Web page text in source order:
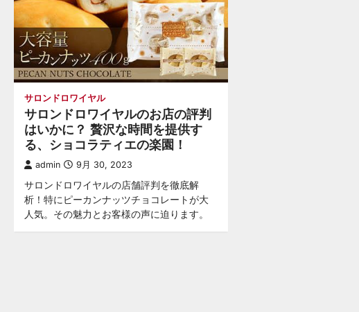
サロンドロワイヤル
サロンドロワイヤルのお店の評判
はいかに？ 贅沢な時間を提供す
る、ショコラティエの楽園！
admin 9月 30, 2023
サロンドロワイヤルの店舗評判を徹底解
析！特にピーカンナッツチョコレートが大
人気。その魅力とお客様の声に迫ります。